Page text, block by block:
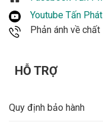
Youtube Tấn
Phản ánh về
HỖ TRỢ
Quy định bảo hành